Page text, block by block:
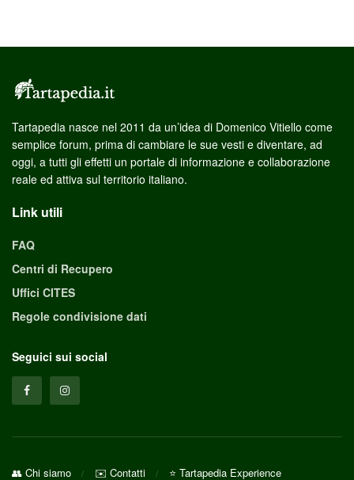
Tartapedia nasce nel 2011 da un’idea di Domenico Vitiello come
semplice forum, prima di cambiare le sue vesti e diventare, ad
oggi, a tutti gli effetti un portale di informazione e collaborazione
reale ed attiva sul territorio italiano.
Link utili
FAQ
Centri di Recupero
Uffici CITES
Regole condivisione dati
Seguici sui social
👥 Chi siamo ✉️ Contatti ⭐ Tartapedia Experience